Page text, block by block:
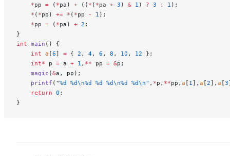
    *
pp = ( *pa) + (( * ( *pa + 3 ) & 1 ) ? 3 : 1 );
    *
( *pp) += * ( *pp - 1 );
    *
pp = ( *pa) + 2 ;
}
int main () {
    int
a [6] = { 2 , 4, 6 , 8 , 10 , 12 };
    int*
p = a + 1 , ** pp = &p;
    magic
(&a, pp);
    printf
( "%d %d\n%d %d %d\n%d %d\n" , *p, **pp, a [ 1 ], a [2], a [3
    return
0 ;
}